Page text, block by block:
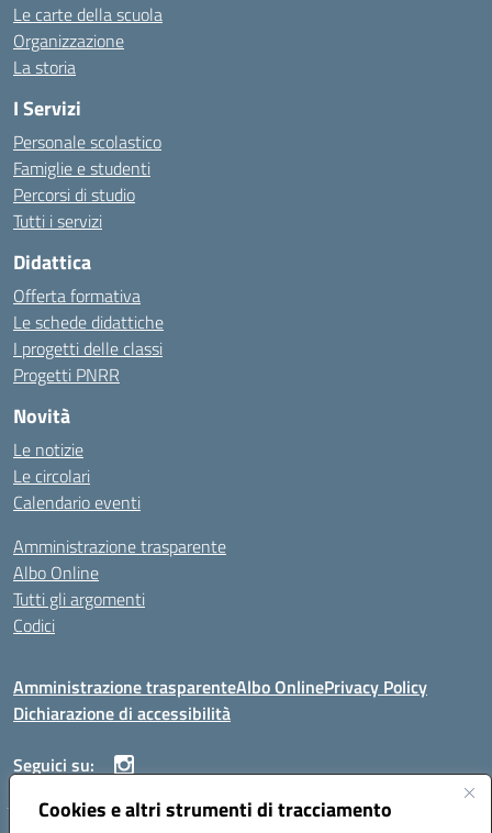
Cookies e altri strumenti di tracciamento
Le carte della scuola
Organizzazione
La storia
I Servizi
Personale scolastico
Famiglie e studenti
Percorsi di studio
Tutti i servizi
Didattica
Offerta formativa
Le schede didattiche
I progetti delle classi
Progetti PNRR
Novità
Le notizie
Le circolari
Calendario eventi
Amministrazione trasparente
Albo Online
Tutti gli argomenti
Codici
Amministrazione trasparenteAlbo OnlinePrivacy Policy
Dichiarazione di accessibilità
Seguici su: